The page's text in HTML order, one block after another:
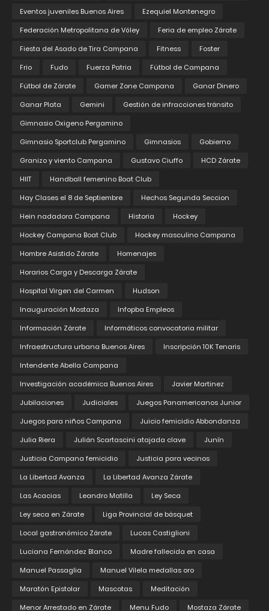
Eventos juveniles Buenos Aires
Ezequiel Montenegro
Federación Metropolitana de Vóley
Feria de empleo Zárate
Fiesta del Asado de Tira Campana
Fitness
Foster
Frio
Fudo Fuerza Patria
Fútbol de Campana
Fútbol de Zárate
Gamer Zone Campana
Ganar Dinero
Ganar Plata
Gemini
Gestión de infracciones tránsito
Gimnasio Oxigeno Pergamino
Gimnasio Sportclub Pergamino
Gimnasios
Gobierno
Granizo y viento Campana
Gustavo Ciuffo
HCD Zárate
HIIT
Handball femenino Boat Club
Hay Clases el 8 de Septiembre
Hechos Segunda Seccion
Hein nadadora Campana
Historia
Hockey
Hockey Campana Boat Club
Hockey masculino Campana
Hombre Asistido Zárate
Homenajes
Horarios Carga y Descarga Zárate
Hospital Virgen del Carmen
Hudson
Inauguración Mostaza
Infopba Empleos
Información Zárate
Informáticos convocatoria militar
Infraestructura urbana Buenos Aires
Inscripción 10K Tenaris
Intendente Abella Campana
Investigación académica Buenos Aires
Javier Martinez
Jubilaciones
Judiciales
Juegos Panamericanos Junior
Juegos para niños Campana
Juicio femicidio Abbondanza
Julia Riera
Julián Scartascini atajada clave
Junín
Justicia Campana femicidio
Justicia para vecinos
La Libertad Avanza
La Libertad Avanza Zárate
Las Acacias
Leandro Matilla
Ley Seca
Ley seca en Zárate
Liga Provincial de básquet
Local gastronómico Zárate
Lucas Castiglioni
Luciana Fernández Blanco
Madre fallecida en casa
Manuel Passaglia
Manuel Vilela medallas oro
Maratón Epistolar
Mascotas
Meditación
Menor Arrestado en Zárate
Menu Fudo Mostaza Zárate